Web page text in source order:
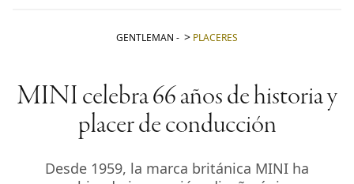
GENTLEMAN - PLACERES
MINI celebra 66 años de historia y
placer de conducción
Desde 1959, la marca británica MINI ha